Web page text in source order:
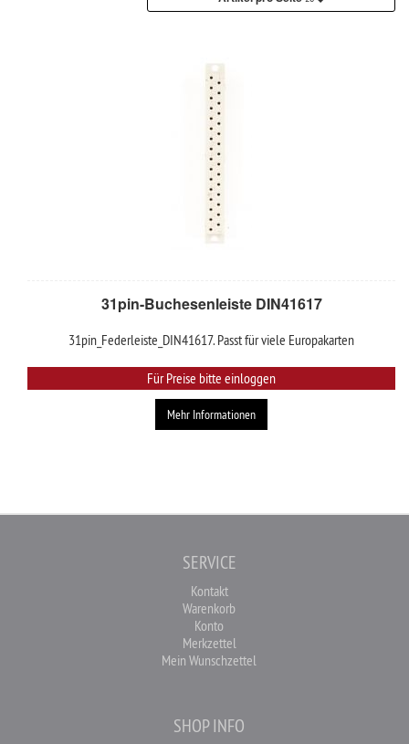
31pin-Buchesenleiste DIN41617
31pin_Federleiste_DIN41617. Passt für viele Europakarten
Für Preise bitte einloggen
Mehr Informationen
SERVICE
Kontakt
Warenkorb
Konto
Merkzettel
Mein Wunschzettel
SHOP INFO